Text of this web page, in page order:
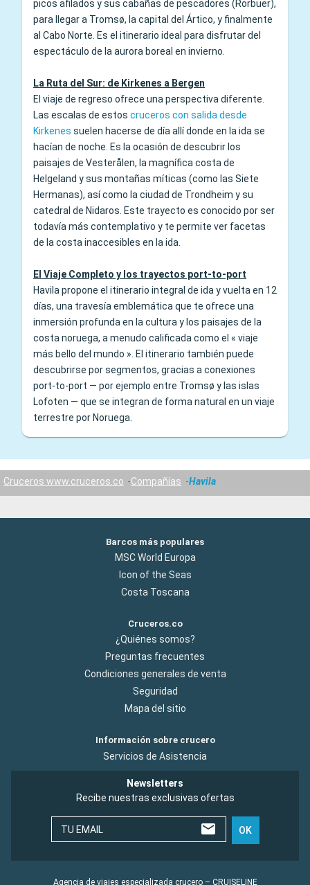
picos afilados y sus cabañas de pescadores (Rorbuer),
para llegar a Tromsø, la capital del Ártico, y finalmente
al Cabo Norte. Es el itinerario ideal para disfrutar del
espectáculo de la aurora boreal en invierno.
La Ruta del Sur: de Kirkenes a Bergen
El viaje de regreso ofrece una perspectiva diferente.
Las escalas de estos cruceros con salida desde
Kirkenes suelen hacerse de día allí donde en la ida se
hacían de noche. Es la ocasión de descubrir los
paisajes de Vesterålen, la magnífica costa de
Helgeland y sus montañas míticas (como las Siete
Hermanas), así como la ciudad de Trondheim y su
catedral de Nidaros. Este trayecto es conocido por ser
todavía más contemplativo y te permite ver facetas
de la costa inaccesibles en la ida.
El Viaje Completo y los trayectos port-to-port
Havila propone el itinerario integral de ida y vuelta en 12
días, una travesía emblemática que te ofrece una
inmersión profunda en la cultura y los paisajes de la
costa noruega, a menudo calificada como el « viaje
más bello del mundo ». El itinerario también puede
descubrirse por segmentos, gracias a conexiones
port-to-port — por ejemplo entre Tromsø y las islas
Lofoten — que se integran de forma natural en un viaje
terrestre por Noruega.
Cruceros www.cruceros.co Compañías Havila
Barcos más populares
MSC World Europa
Icon of the Seas
Costa Toscana
Cruceros.co
¿Quiénes somos?
Preguntas frecuentes
Condiciones generales de venta
Seguridad
Mapa del sitio
Información sobre crucero
Servicios de Asistencia
Newsletters
Recibe nuestras exclusivas ofertas
TU EMAIL OK
Agencia de viajes especializada crucero – CRUISELINE